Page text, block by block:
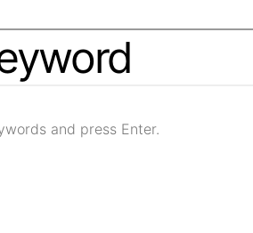
and press Enter.